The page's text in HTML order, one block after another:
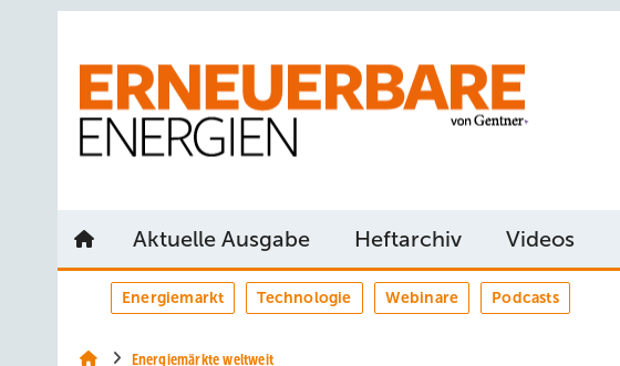
Aktuelle Ausgabe Heftarchiv Videos
Energiemarkt Technologie Webinare Podcasts
Energiemärkte weltweit